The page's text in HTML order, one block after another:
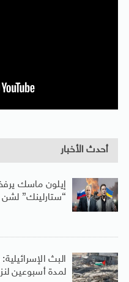
أحدث الأخبار
إيلون ماسك
“ستارلينك”
البث
لمدة أسبوعين